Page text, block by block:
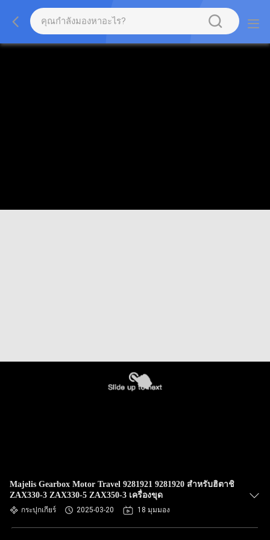
Majelis Gearbox Motor Travel 9281921 9281920 สําหรับฮิตาชิ
ZAX330-3 ZAX330-5 ZAX350-3 เครื่องขุด
กระปุกเกียร์ 2025-03-20 18 มุมมอง